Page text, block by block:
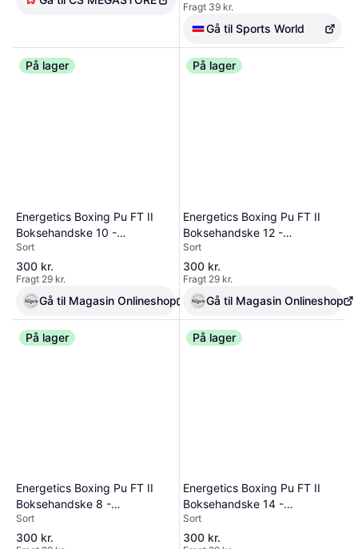
**Kernefunktioner:** 1. Den ideelle
handske til fitness tr ning og
boksetimer, dens premium kunstl
der konstruktion giver en behagelig
fornemmelse og langvarig
holdbarhed. 2. EverShield forst rket
slag for at forhindre skader. 4.
Everlast Spark tr ningshandskerne
er den ideelle nybegynderhandske
ergonomisk sikrede tommelfinger hj
lper med at beskytte og forebygge
skader. Polyester/nylon blanding af
indvendig foring for nem reng ring
og vedligeholdelse.
Fragt 39 kr.
Gå til Sports World
På lager
Energetics Boxing Pu FT II
Boksehandske 10 -
Motionsredskaber hos
Magasin.
Sort
300 kr.
Fragt 29 kr.
Gå til Magasin Onlineshop
På lager
Energetics Boxing Pu FT II
Boksehandske 12 -
Motionsredskaber hos
Magasin.
Sort
300 kr.
Fragt 29 kr.
Gå til Magasin Onlineshop
På lager
Energetics Boxing Pu FT II
Boksehandske 8 -
Motionsredskaber hos
Magasin.
Sort
300 kr.
På lager
Energetics Boxing Pu FT II
Boksehandske 14 -
Motionsredskaber hos
Magasin.
Sort
300 kr.